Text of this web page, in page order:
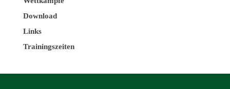
Download
Links
Trainingszeiten